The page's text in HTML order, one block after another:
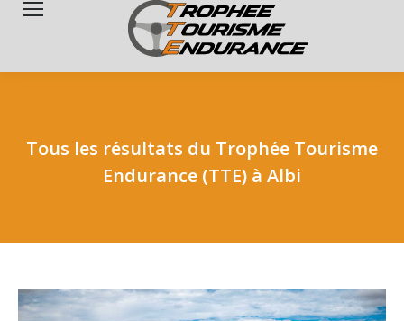
Tous les résultats du Trophée Tourisme
Endurance (TTE) à Albi